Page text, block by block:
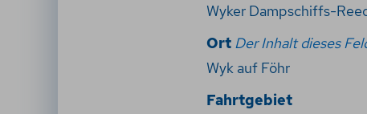
Wyker Dampschiffs-
Ort Der Inhalt dieses
Wyk auf Föhr
Fahrtgebiet